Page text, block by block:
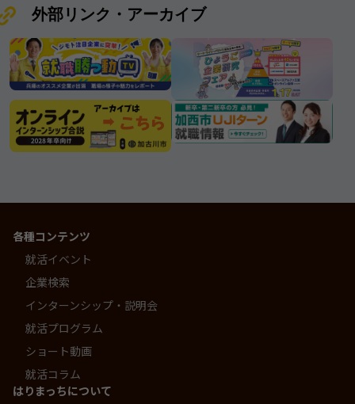
外部リンク・アーカイブ
各種コンテンツ
就活イベント
企業検索
インターンシップ・説明会
就活プログラム
ショート動画
就活コラム
はりまっちについて